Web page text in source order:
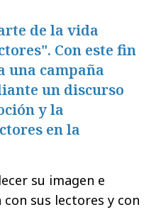
de la vida
Con este fin
una campaña
un discurso
y la
en la
su imagen e
sus lectores y con